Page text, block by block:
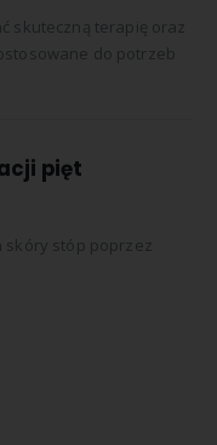
skuteczną terapię oraz
do potrzeb
pięt
skóry stóp poprzez